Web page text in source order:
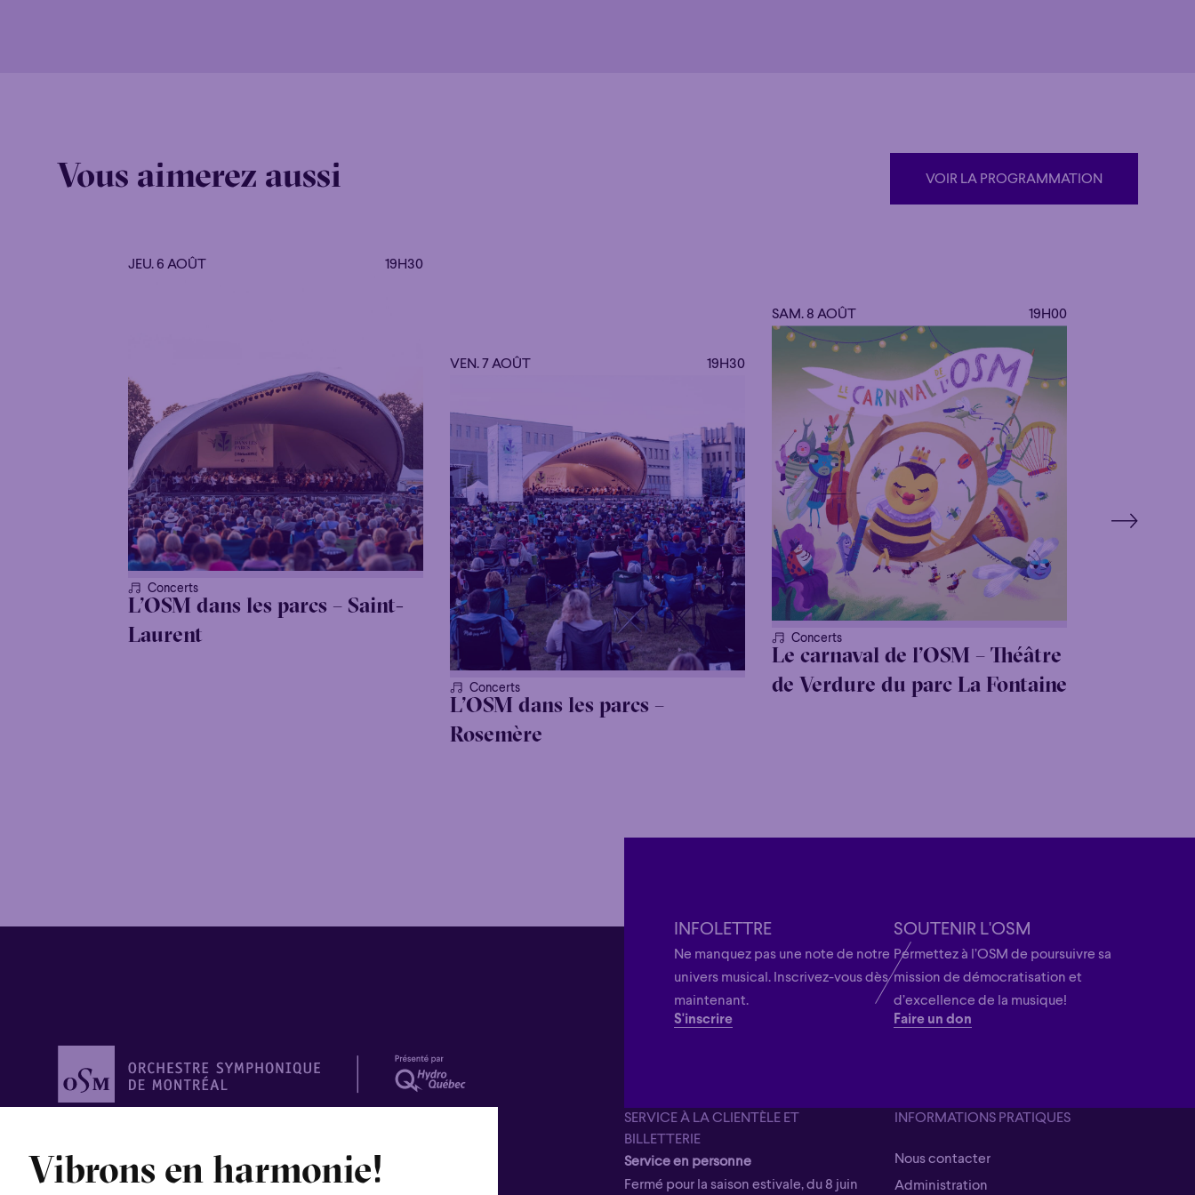
Vibrons en harmonie!
Vous aimerez aussi VOIR LA PROGRAMMATION
VOIR LA PROGRAMMATION
JEU. 6 AOÛT 19H30
Concerts
L’OSM dans les parcs – Saint-
Laurent
VEN. 7 AOÛT 19H30
Concerts
L’OSM dans les parcs –
Rosemère
SAM. 8 AOÛT 19H00
Concerts
Le carnaval de l’OSM – Théâtre
de Verdure du parc La Fontaine
INFOLETTRE
Ne manquez pas une note de notre
univers musical. Inscrivez-vous dès
maintenant.
S'inscrire
SOUTENIR L'OSM
Permettez à l’OSM de poursuivre sa
mission de démocratisation et
d’excellence de la musique!
Faire un don
symphonique de
SERVICE À LA CLIENTÈLE ET
BILLETTERIE
Service en personne
Fermé pour la saison estivale, du 8 juin
INFORMATIONS PRATIQUES
Nous contacter
Nous contacter
Administration